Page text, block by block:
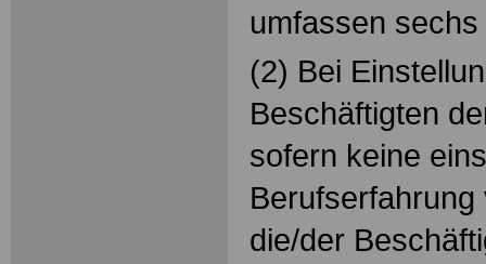
umfassen
(2) Bei
Beschäftigten
sofern keine
die/der